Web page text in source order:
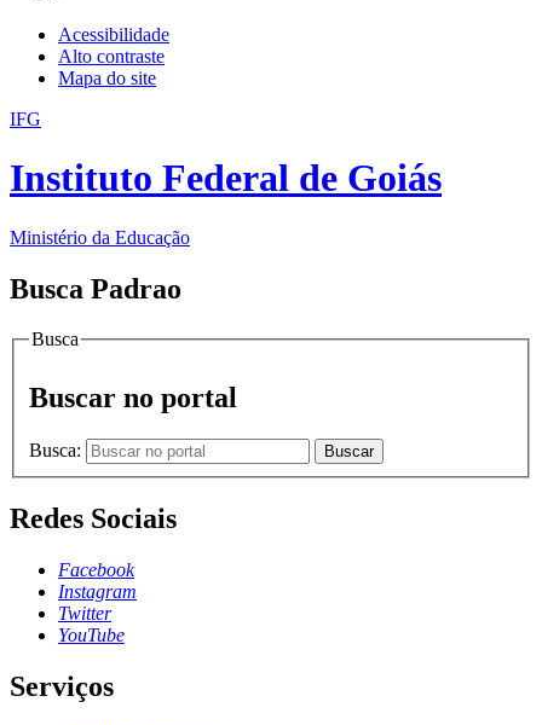
Acessibilidade
Alto contraste
Mapa do site
IFG
Instituto Federal de Goiás
Ministério da Educação
Busca Padrao
Busca
Buscar no portal
Busca: Buscar
Redes Sociais
Facebook
Instagram
Twitter
YouTube
Serviços